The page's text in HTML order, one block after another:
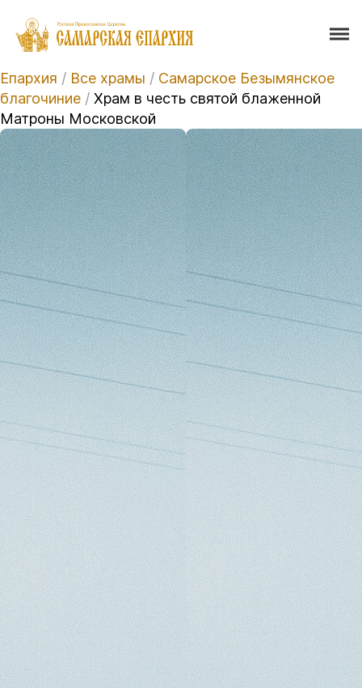
Епархия / Все храмы / Самарское Безымянское
благочиние / Храм в честь святой блаженной
Матроны Московской